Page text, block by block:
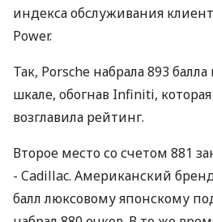
индекса обслуживания
Power.
Так, Porsche набрала 893
шкале, обогнав Infiniti,
возглавила рейтинг.
Второе место со счетом 881
- Cadillac. Американский
балл люксовому японскому